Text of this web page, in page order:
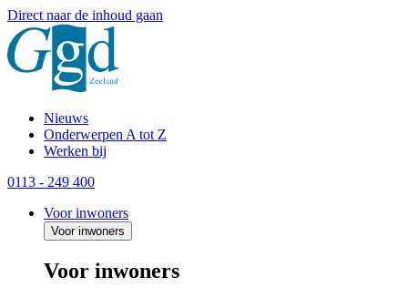
Direct naar de inhoud gaan
Nieuws
Onderwerpen A tot Z
Werken bij
0113 - 249 400
Voor inwoners
Voor inwoners
Voor inwoners